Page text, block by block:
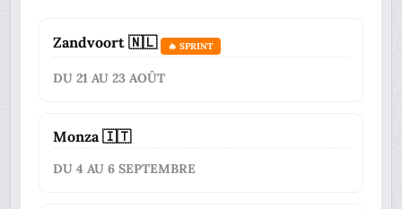
Zandvoort 🇳🇱 🔥 SPRINT
DU 21 AU 23 AOÛT
Monza 🇮🇹
DU 4 AU 6 SEPTEMBRE